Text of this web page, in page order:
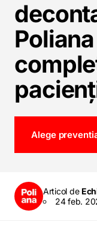
Alege
Articol de
24 feb.